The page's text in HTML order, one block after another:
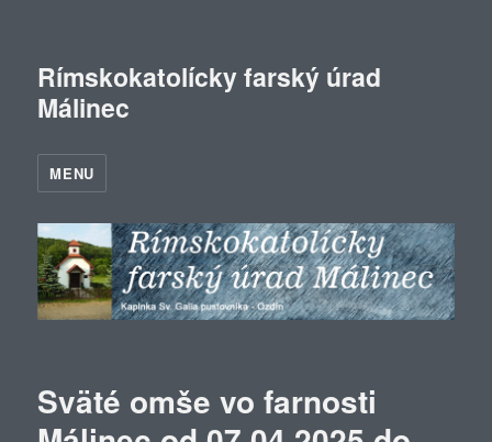
Rímskokatolícky farský úrad
Málinec
MENU
Sväté omše vo farnosti